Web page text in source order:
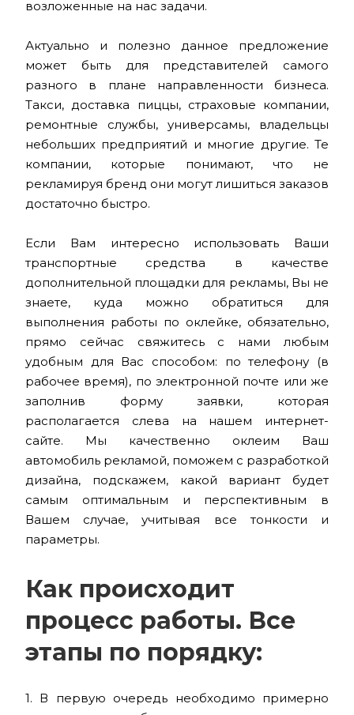
возложенные на нас задачи.
Актуально и полезно данное предложение
может быть для представителей самого
разного в плане направленности бизнеса.
Такси, доставка пиццы, страховые компании,
ремонтные службы, универсамы, владельцы
небольших предприятий и многие другие. Те
компании, которые понимают, что не
рекламируя бренд они могут лишиться заказов
достаточно быстро.
Если Вам интересно использовать Ваши
транспортные средства в качестве
дополнительной площадки для рекламы, Вы не
знаете, куда можно обратиться для
выполнения работы по оклейке, обязательно,
прямо сейчас свяжитесь с нами любым
удобным для Вас способом: по телефону (в
рабочее время), по электронной почте или же
заполнив форму заявки, которая
располагается слева на нашем интернет-
сайте. Мы качественно оклеим Ваш
автомобиль рекламой, поможем с разработкой
дизайна, подскажем, какой вариант будет
самым оптимальным и перспективным в
Вашем случае, учитывая все тонкости и
параметры.
Как происходит
процесс работы. Все
этапы по порядку:
1. В первую очередь необходимо примерно